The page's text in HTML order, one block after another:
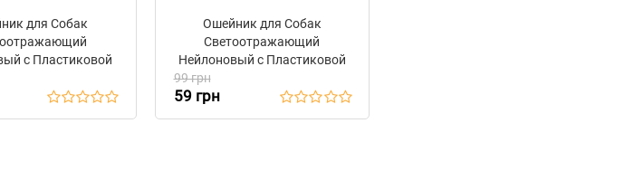
для Собак
с Пластиковой
Active
Голубой
Ошейник для Собак
Светоотражающий
Нейлоновый с Пластиковой
Пряжкой BronzeDog Active
Бирюзовый
99 грн
59 грн